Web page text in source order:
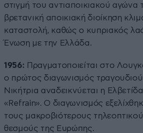
στιγμή του αντιαποικιακού
βρετανική αποικιακή διοίκηση
καταστολή, καθώς ο κυπριακός
Ένωση με την Ελλάδα.
1956: Πραγματοποιείται στο
ο πρώτος διαγωνισμός
Νικήτρια αναδεικνύεται η
«Refrain». Ο διαγωνισμός
τους μακροβιότερους
θεσμούς της Ευρώπης.